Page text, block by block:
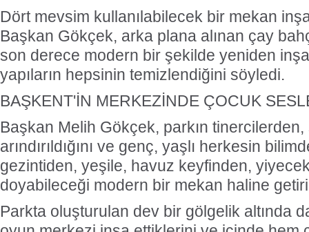
Dört mevsim kullanılabilecek bir mekan
Başkan Gökçek, arka plana alınan çay
son derece modern bir şekilde yeniden
yapıların hepsinin temizlendiğini söyledi.
BAŞKENT'İN MERKEZİNDE ÇOCUK
Başkan Melih Gökçek, parkın
arındırıldığını ve genç, yaşlı herkesin
gezintiden, yeşile, havuz keyfinden,
doyabileceği modern bir mekan haline
Parkta oluşturulan dev bir gölgelik altında